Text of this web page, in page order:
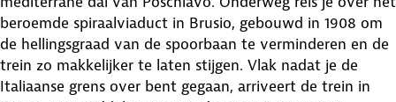
beroemde spiraalviaduct in Brusio, gebouwd in 1908 om
de hellingsgraad van de spoorbaan te verminderen en de
trein zo makkelijker te laten stijgen. Vlak nadat je de
Italiaanse grens over bent gegaan, arriveert de trein in